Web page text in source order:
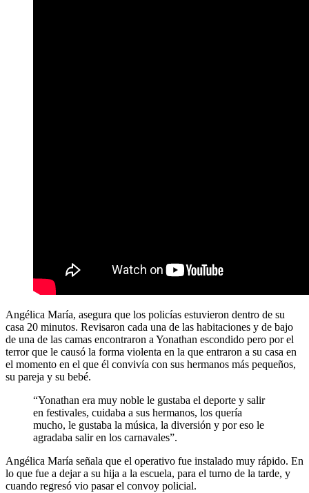
Angélica María, asegura que los policías estuvieron dentro de su
casa 20 minutos. Revisaron cada una de las habitaciones y de bajo
de una de las camas encontraron a Yonathan escondido pero por el
terror que le causó la forma violenta en la que entraron a su casa en
el momento en el que él convivía con sus hermanos más pequeños,
su pareja y su bebé.
“Yonathan era muy noble le gustaba el deporte y salir
en festivales, cuidaba a sus hermanos, los quería
mucho, le gustaba la música, la diversión y por eso le
agradaba salir en los carnavales”.
Angélica María señala que el operativo fue instalado muy rápido. En
lo que fue a dejar a su hija a la escuela, para el turno de la tarde, y
cuando regresó vio pasar el convoy policial.